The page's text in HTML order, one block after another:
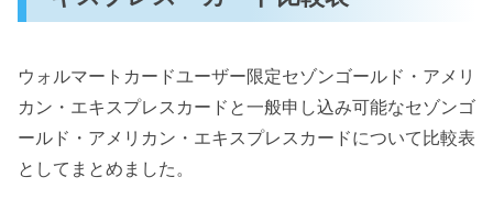
ウォルマートカードユーザー限定セゾンゴールド・アメリ
カン・エキスプレスカードと一般申し込み可能なセゾンゴ
ールド・アメリカン・エキスプレスカードについて比較表
としてまとめました。